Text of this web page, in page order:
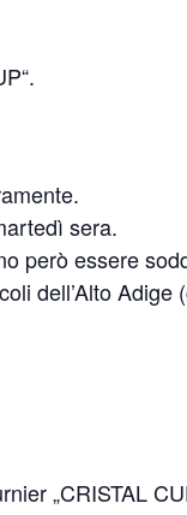
sera.
però essere
dell’Alto
„CRISTAL